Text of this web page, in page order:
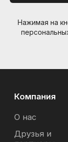
Нажимая на